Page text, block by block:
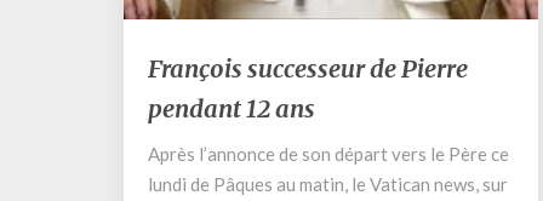
François
successeur
de
pendant
12
François successeur de Pierre
pendant 12 ans
Après l’annonce de son départ vers le Père ce
lundi de Pâques au matin, le Vatican news, sur